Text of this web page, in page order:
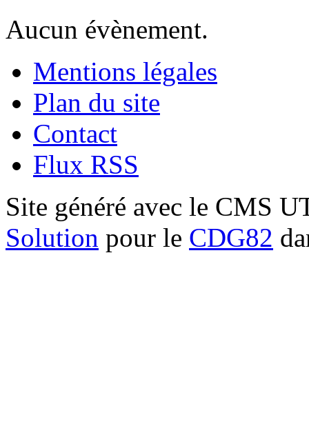
Aucun évènement.
Mentions légales
Plan du site
Contact
Flux RSS
Site généré avec le CMS
Solution pour le CDG82